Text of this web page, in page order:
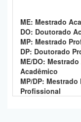
ME: Mestrado
DO: Doutorado
MP: Mestrado
DP: Doutorado
ME/DO:
Acadêmico
MP/DP:
Profissional